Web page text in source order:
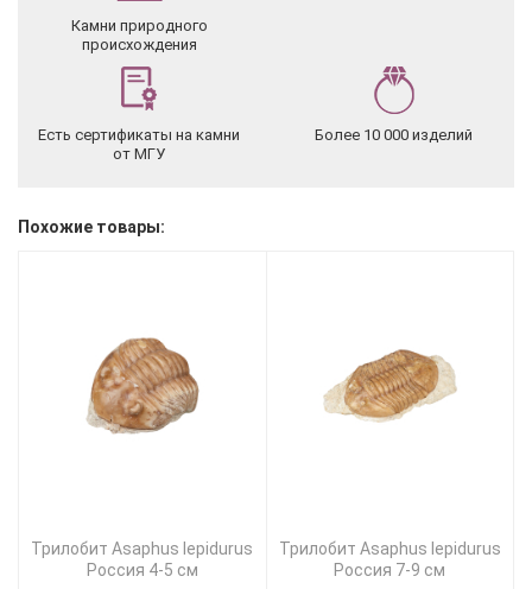
Камни природного
происхождения
Есть сертификаты на камни
от МГУ
Более 10 000 изделий
Похожие товары:
Трилобит Asaphus lepidurus
Россия 4-5 см
Трилобит Asaphus lepidurus
Россия 7-9 см